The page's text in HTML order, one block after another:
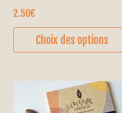
2.50€
Choix des options